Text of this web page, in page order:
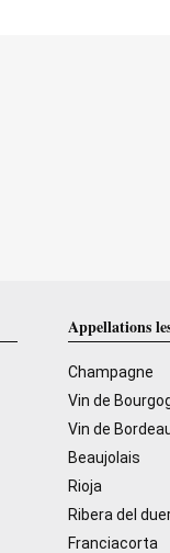
Appellations
Champagne
Vin de
Vin de
Beaujolais
Rioja
Ribera del
Franciacorta